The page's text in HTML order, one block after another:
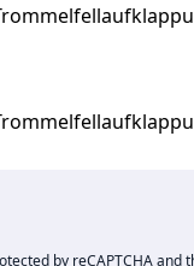
by reCAPTCHA and